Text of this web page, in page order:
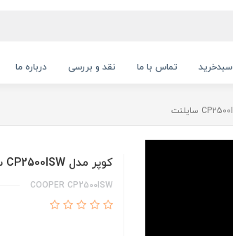
سبدخرید تماس با ما نقد و بررسی درباره ما
کوپر مدل CP2500ISW سایلنت
COOPER CP2500ISW